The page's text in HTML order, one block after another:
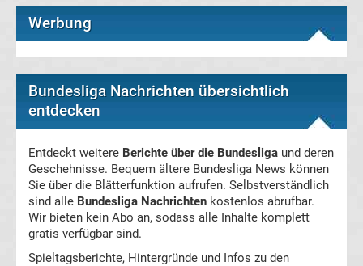
Premier
Tabelle
Frauen
Bundesliga
Erg.
Werbung
Bundesliga Nachrichten übersichtlich
entdecken
Entdeckt weitere Berichte über die Bundesliga und deren
Geschehnisse. Bequem ältere Bundesliga News können
Sie über die Blätterfunktion aufrufen. Selbstverständlich
sind alle Bundesliga Nachrichten kostenlos abrufbar.
Wir bieten kein Abo an, sodass alle Inhalte komplett
gratis verfügbar sind.
Spieltagsberichte, Hintergründe und Infos zu den